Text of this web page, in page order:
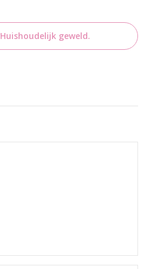
Huishoudelijk geweld.